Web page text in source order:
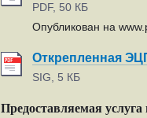
PDF, 50 КБ
Опубликован на
Открепленная
SIG, 5 КБ
Предоставляемая